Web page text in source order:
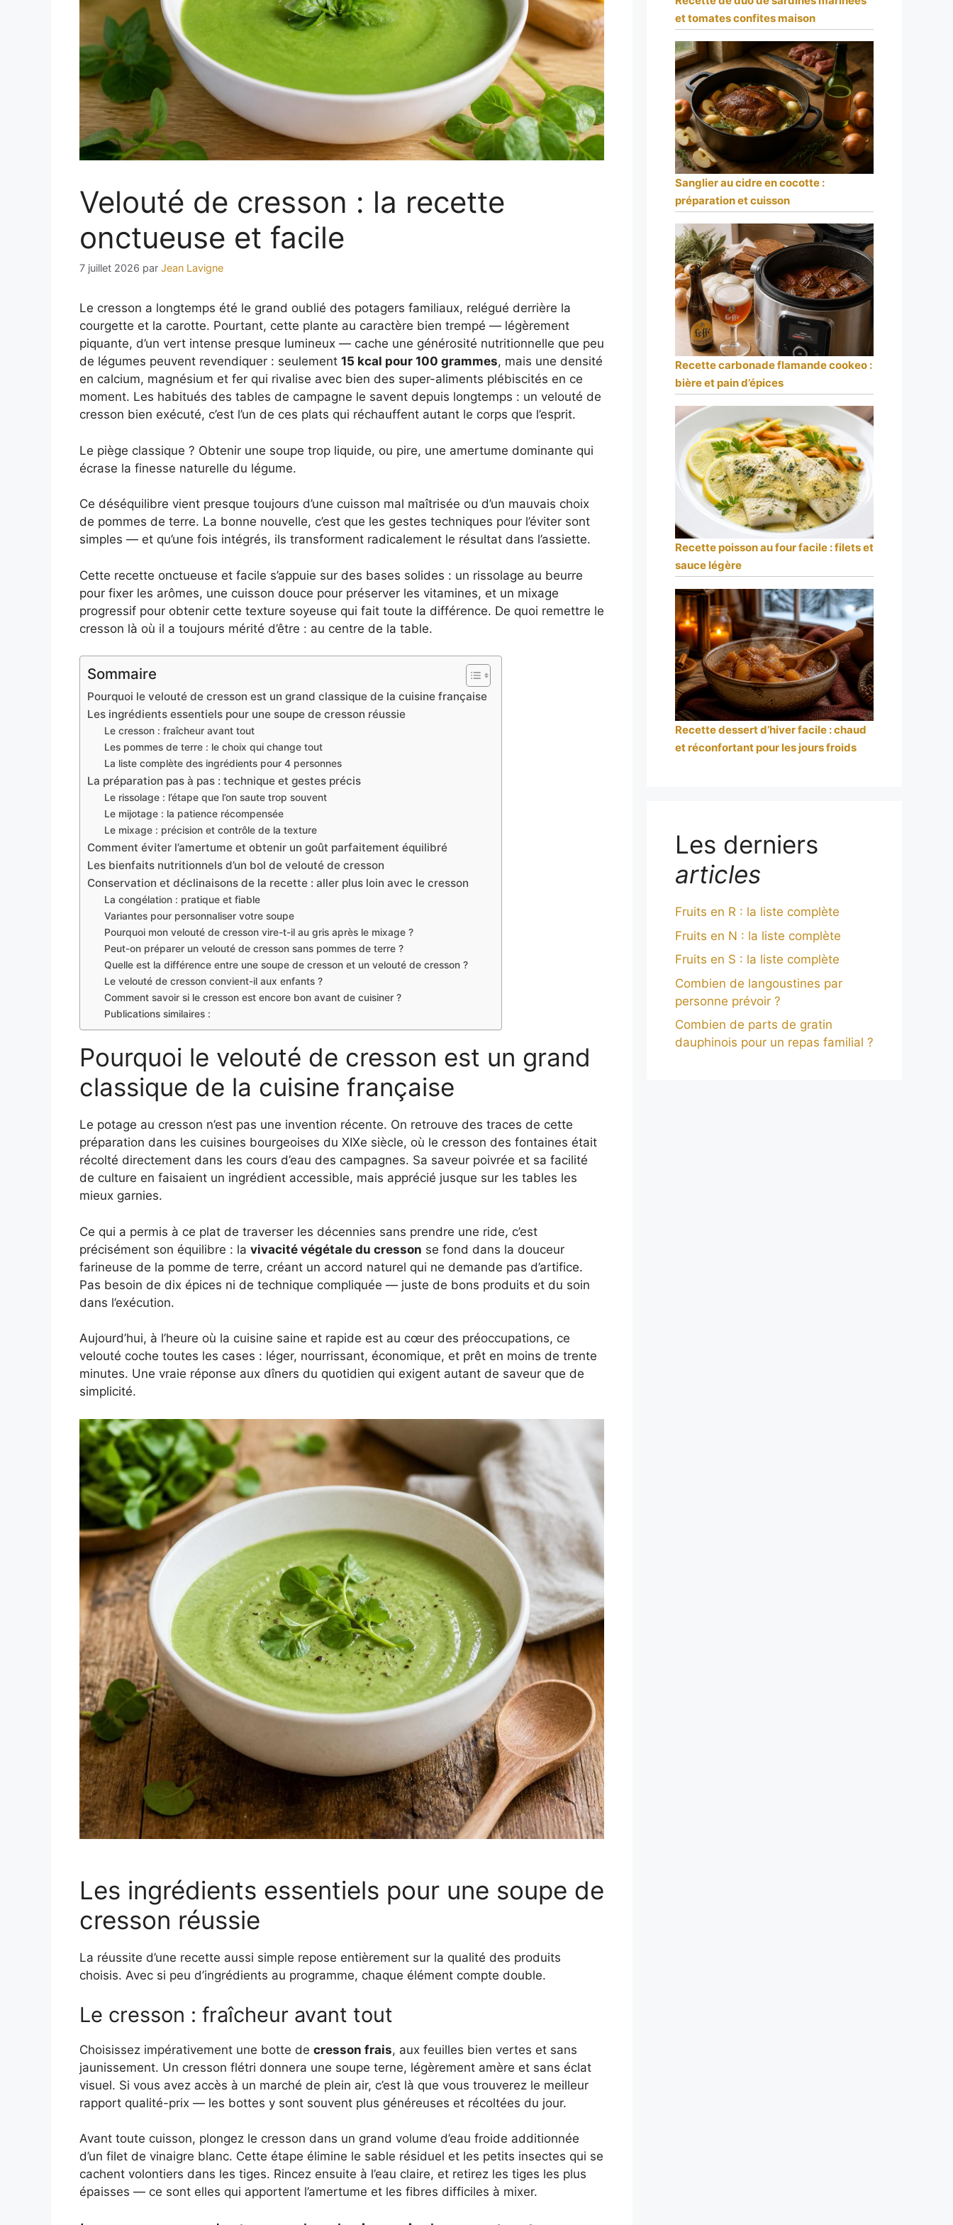
Velouté de cresson : la recette
onctueuse et facile
7 juillet 2026 par Jean Lavigne
Le cresson a longtemps été le grand oublié des potagers familiaux, relégué derrière la
courgette et la carotte. Pourtant, cette plante au caractère bien trempé — légèrement
piquante, d’un vert intense presque lumineux — cache une générosité nutritionnelle que peu
de légumes peuvent revendiquer : seulement 15 kcal pour 100 grammes, mais une densité
en calcium, magnésium et fer qui rivalise avec bien des super-aliments plébiscités en ce
moment. Les habitués des tables de campagne le savent depuis longtemps : un velouté de
cresson bien exécuté, c’est l’un de ces plats qui réchauffent autant le corps que l’esprit.
Le piège classique ? Obtenir une soupe trop liquide, ou pire, une amertume dominante qui
écrase la finesse naturelle du légume.
Ce déséquilibre vient presque toujours d’une cuisson mal maîtrisée ou d’un mauvais choix
de pommes de terre. La bonne nouvelle, c’est que les gestes techniques pour l’éviter sont
simples — et qu’une fois intégrés, ils transforment radicalement le résultat dans l’assiette.
Cette recette onctueuse et facile s’appuie sur des bases solides : un rissolage au beurre
pour fixer les arômes, une cuisson douce pour préserver les vitamines, et un mixage
progressif pour obtenir cette texture soyeuse qui fait toute la différence. De quoi remettre le
cresson là où il a toujours mérité d’être : au centre de la table.
Sommaire
Pourquoi le velouté de cresson est un grand classique de la cuisine française
Les ingrédients essentiels pour une soupe de cresson réussie
Le cresson : fraîcheur avant tout
Les pommes de terre : le choix qui change tout
La liste complète des ingrédients pour 4 personnes
La préparation pas à pas : technique et gestes précis
Le rissolage : l’étape que l’on saute trop souvent
Le mijotage : la patience récompensée
Le mixage : précision et contrôle de la texture
Comment éviter l’amertume et obtenir un goût parfaitement équilibré
Les bienfaits nutritionnels d’un bol de velouté de cresson
Conservation et déclinaisons de la recette : aller plus loin avec le cresson
La congélation : pratique et fiable
Variantes pour personnaliser votre soupe
Pourquoi mon velouté de cresson vire-t-il au gris après le mixage ?
Peut-on préparer un velouté de cresson sans pommes de terre ?
Quelle est la différence entre une soupe de cresson et un velouté de cresson ?
Le velouté de cresson convient-il aux enfants ?
Comment savoir si le cresson est encore bon avant de cuisiner ?
Publications similaires :
Pourquoi le velouté de cresson est un grand
classique de la cuisine française
Le potage au cresson n’est pas une invention récente. On retrouve des traces de cette
préparation dans les cuisines bourgeoises du XIXe siècle, où le cresson des fontaines était
récolté directement dans les cours d’eau des campagnes. Sa saveur poivrée et sa facilité
de culture en faisaient un ingrédient accessible, mais apprécié jusque sur les tables les
mieux garnies.
Ce qui a permis à ce plat de traverser les décennies sans prendre une ride, c’est
précisément son équilibre : la vivacité végétale du cresson se fond dans la douceur
farineuse de la pomme de terre, créant un accord naturel qui ne demande pas d’artifice.
Pas besoin de dix épices ni de technique compliquée — juste de bons produits et du soin
dans l’exécution.
Aujourd’hui, à l’heure où la cuisine saine et rapide est au cœur des préoccupations, ce
velouté coche toutes les cases : léger, nourrissant, économique, et prêt en moins de trente
minutes. Une vraie réponse aux dîners du quotidien qui exigent autant de saveur que de
simplicité.
Les ingrédients essentiels pour une soupe de
cresson réussie
La réussite d’une recette aussi simple repose entièrement sur la qualité des produits
choisis. Avec si peu d’ingrédients au programme, chaque élément compte double.
Le cresson : fraîcheur avant tout
Choisissez impérativement une botte de cresson frais, aux feuilles bien vertes et sans
jaunissement. Un cresson flétri donnera une soupe terne, légèrement amère et sans éclat
visuel. Si vous avez accès à un marché de plein air, c’est là que vous trouverez le meilleur
rapport qualité-prix — les bottes y sont souvent plus généreuses et récoltées du jour.
Avant toute cuisson, plongez le cresson dans un grand volume d’eau froide additionnée
d’un filet de vinaigre blanc. Cette étape élimine le sable résiduel et les petits insectes qui se
cachent volontiers dans les tiges. Rincez ensuite à l’eau claire, et retirez les tiges les plus
épaisses — ce sont elles qui apportent l’amertume et les fibres difficiles à mixer.
et tomates confites maison
Sanglier au cidre en cocotte :
préparation et cuisson
Recette carbonade flamande cookeo :
bière et pain d’épices
Recette poisson au four facile : filets et
sauce légère
Recette dessert d’hiver facile : chaud
et réconfortant pour les jours froids
Les derniers
articles
Fruits en R : la liste complète
Fruits en N : la liste complète
Fruits en S : la liste complète
Combien de langoustines par
personne prévoir ?
Combien de parts de gratin
dauphinois pour un repas familial ?